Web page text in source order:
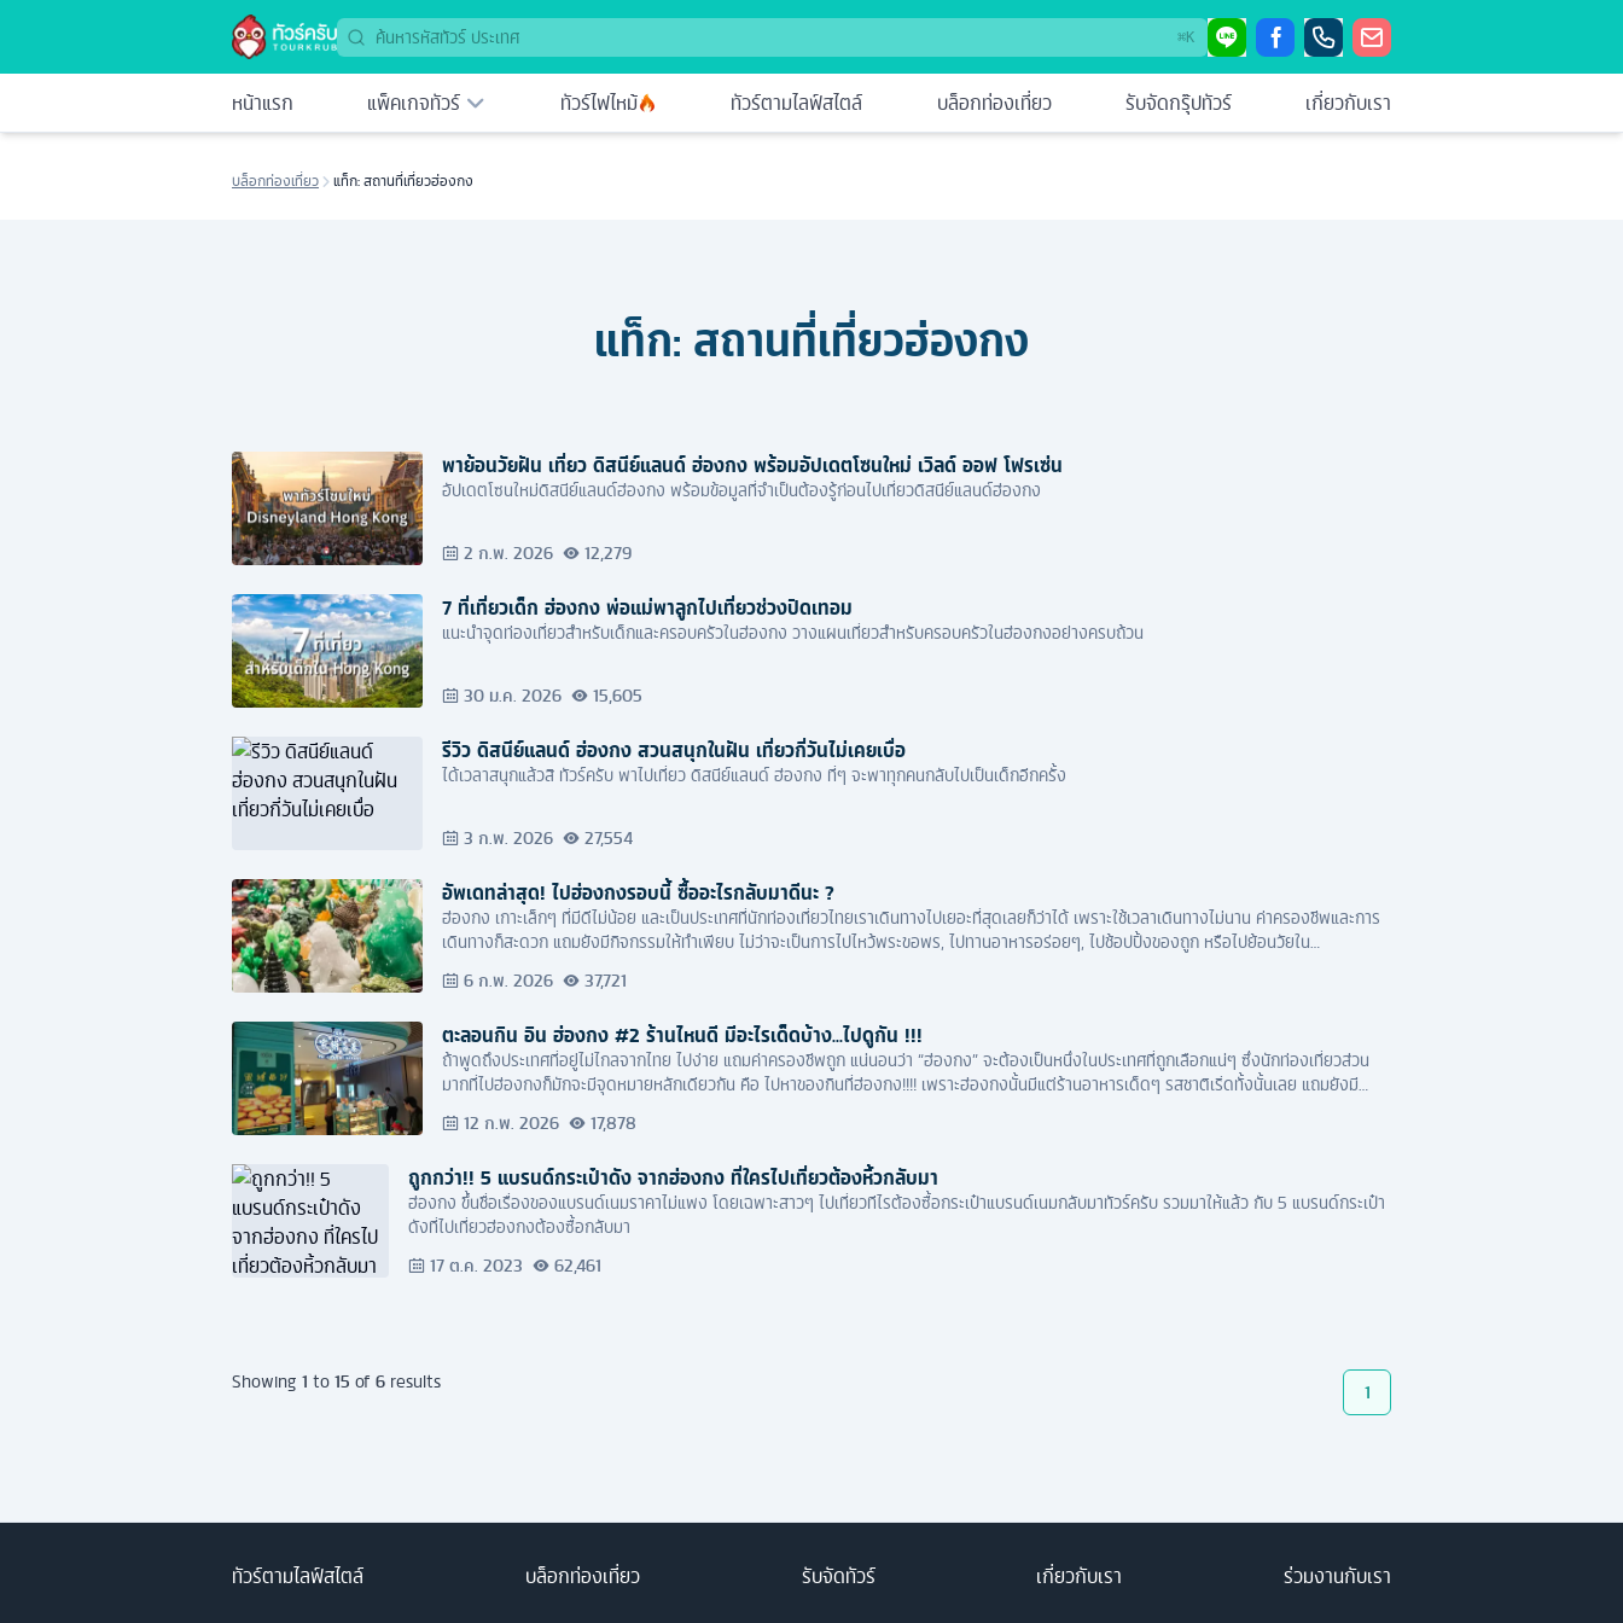
⌘K
หน้าแรก แพ็คเกจทัวร์ ทัวร์ไฟไหม้ ทัวร์ตามไลฟ์สไตล์ บล็อกท่องเที่ยว รับจัดกรุ๊ปทัวร์ เกี่ยวกับเรา
บล็อกท่องเที่ยว แท็ก: สถานที่เที่ยวฮ่องกง
แท็ก: สถานที่เที่ยวฮ่องกง
พาย้อนวัยฝัน เที่ยว ดิสนีย์แลนด์ ฮ่องกง พร้อมอัปเดตโซนใหม่ เวิลด์ ออฟ โฟรเซ่น
อัปเดตโซนใหม่ดิสนีย์แลนด์ฮ่องกง พร้อมข้อมูลที่จำเป็นต้องรู้ก่อนไปเที่ยวดิสนีย์แลนด์ฮ่องกง
2 ก.พ. 2026 12,279
7 ที่เที่ยวเด็ก ฮ่องกง พ่อแม่พาลูกไปเที่ยวช่วงปิดเทอม
แนะนำจุดท่องเที่ยวสำหรับเด็กและครอบครัวในฮ่องกง วางแผนเที่ยวสำหรับครอบครัวในฮ่องกงอย่างครบถ้วน
30 ม.ค. 2026 15,605
รีวิว ดิสนีย์แลนด์ ฮ่องกง สวนสนุกในฝัน เที่ยวกี่วันไม่เคยเบื่อ
ได้เวลาสนุกแล้วสิ ทัวร์ครับ พาไปเที่ยว ดิสนีย์แลนด์ ฮ่องกง ที่ๆ จะพาทุกคนกลับไปเป็นเด็กอีกครั้ง
3 ก.พ. 2026 27,554
อัพเดทล่าสุด! ไปฮ่องกงรอบนี้ ซื้ออะไรกลับมาดีนะ ?
ฮ่องกง เกาะเล็กๆ ที่มีดีไม่น้อย และเป็นประเทศที่นักท่องเที่ยวไทยเราเดินทางไปเยอะที่สุดเลยก็ว่าได้ เพราะใช้เวลาเดินทางไม่นาน ค่าครองชีพและการ
เดินทางก็สะดวก แถมยังมีกิจกรรมให้ทำเพียบ ไม่ว่าจะเป็นการไปไหว้พระขอพร, ไปทานอาหารอร่อยๆ, ไปช้อปปิ้งของถูก หรือไปย้อนวัยใน
6 ก.พ. 2026 37,721
ตะลอนกิน อิน ฮ่องกง #2 ร้านไหนดี มีอะไรเด็ดบ้าง...ไปดูกัน !!!
ถ้าพูดถึงประเทศที่อยู่ไม่ไกลจากไทย ไปง่าย แถมค่าครองชีพถูก แน่นอนว่า “​ฮ่องกง” จะต้องเป็นหนึ่งในประเทศที่ถูกเลือกแน่ๆ ซึ่งนักท่องเที่ยวส่วน
มากที่ไปฮ่องกงก็มักจะมีจุดหมายหลักเดียวกัน คือ ไปหาของกินที่ฮ่องกง!!!! เพราะฮ่องกงนั้นมีแต่ร้านอาหารเด็ดๆ รสชาติเริ่ดทั้งนั้นเลย แถมยังมี
12 ก.พ. 2026 17,878
ถูกกว่า!! 5 แบรนด์กระเป๋าดัง จากฮ่องกง ที่ใครไปเที่ยวต้องหิ้วกลับมา
ฮ่องกง ขึ้นชื่อเรื่องของแบรนด์เนมราคาไม่แพง โดยเฉพาะสาวๆ ไปเที่ยวทีไรต้องซื้อกระเป๋าแบรนด์เนมกลับมาทัวร์ครับ รวมมาให้แล้ว กับ 5 แบรนด์กระเป๋า
ดังที่ไปเที่ยวฮ่องกงต้องซื้อกลับมา
17 ต.ค. 2023 62,461
Showing 1 to15 of 6 results 1
ทัวร์ตามไลฟ์สไตล์ บล็อกท่องเที่ยว รับจัดทัวร์ เกี่ยวกับเรา ร่วมงานกับเรา